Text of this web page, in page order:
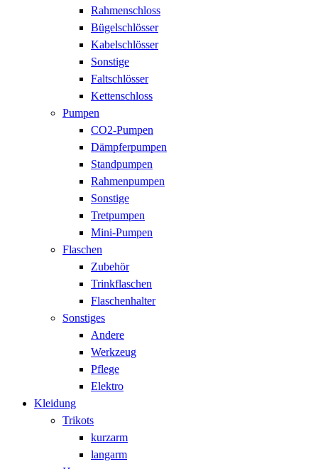
Rahmenschloss
Bügelschlösser
Kabelschlösser
Sonstige
Faltschlösser
Kettenschloss
Pumpen
CO2-Pumpen
Dämpferpumpen
Standpumpen
Rahmenpumpen
Sonstige
Tretpumpen
Mini-Pumpen
Flaschen
Zubehör
Trinkflaschen
Flaschenhalter
Sonstiges
Andere
Werkzeug
Pflege
Elektro
Kleidung
Trikots
kurzarm
langarm